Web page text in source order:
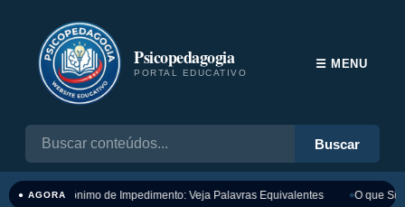
Psicopedagogia
PORTAL EDUCATIVO
Buscar
☰ MENU
● AGORASinônimo de Impedimento: Veja Palavras Equivalentes O que